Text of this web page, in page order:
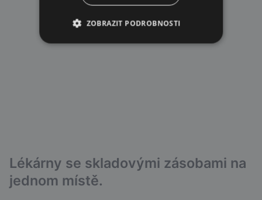
Lékárny se skladovými zásobami na
jednom místě.
ZOBRAZIT PODROBNOSTI